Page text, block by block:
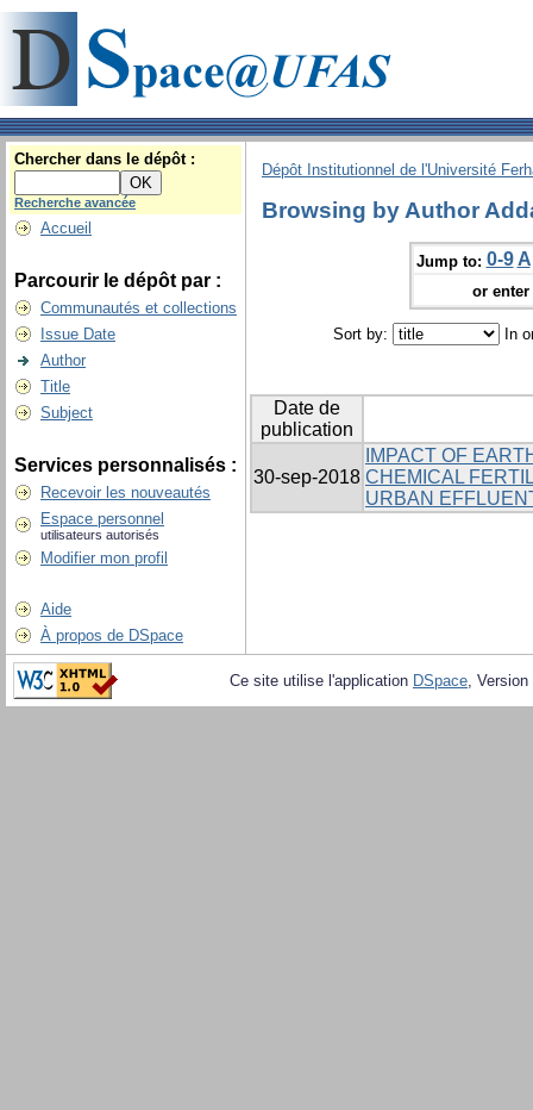
Chercher dans le dépôt :
Recherche avancée
Accueil
Parcourir le dépôt par :
Communautés et collections
Issue Date
Author
Title
Subject
Services personnalisés :
Recevoir les nouveautés
Espace personnel
utilisateurs autorisés
Modifier mon profil
Aide
À propos de DSpace
Dépôt Institutionnel de l'Université
Browsing by Author
Jump to: 0-9 A
or
Sort by: In
Date de
publication
30-sep-2018
IMPACT OF
CHEMICAL
URBAN
Ce site utilise l'application DSpace,